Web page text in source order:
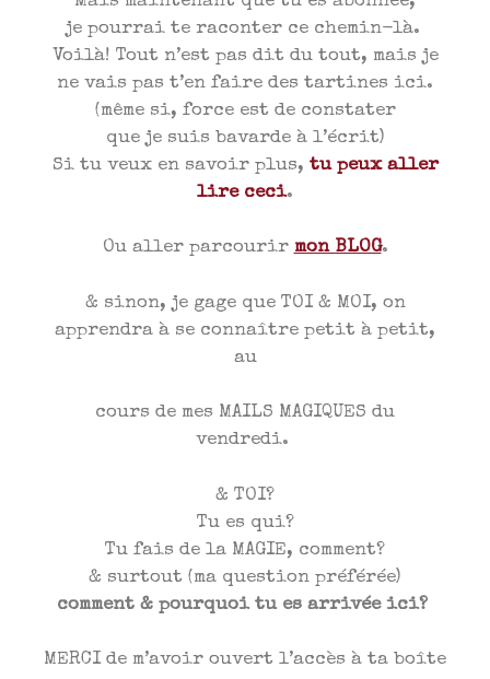
je pourrai te raconter ce chemin-là.
Voilà! Tout n’est pas dit du tout, mais je
ne vais pas t’en faire des tartines ici.
(même si, force est de constater
que je suis bavarde à l’écrit)
Si tu veux en savoir plus, tu peux aller
lire ceci.
Ou aller parcourirmon BLOG.
& sinon, je gage que TOI & MOI, on
apprendra à se connaître petit à petit,
au
cours de mes MAILS MAGIQUES du
vendredi.
& TOI?
Tu es qui?
Tu fais de la MAGIE, comment?
& surtout (ma question préférée)
comment & pourquoi tu es arrivée ici?
MERCI de m’avoir ouvert l’accès à ta boîte